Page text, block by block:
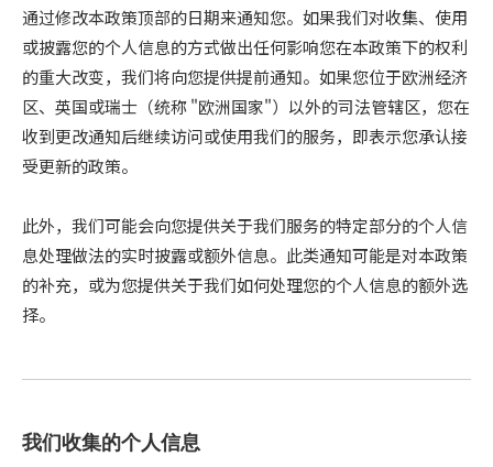
通过修改本政策顶部的日期来通知您。如果我们对收集、使用
或披露您的个人信息的方式做出任何影响您在本政策下的权利
的重大改变，我们将向您提供提前通知。如果您位于欧洲经济
区、英国或瑞士（统称 "欧洲国家"）以外的司法管辖区，您在
收到更改通知后继续访问或使用我们的服务，即表示您承认接
受更新的政策。
此外，我们可能会向您提供关于我们服务的特定部分的个人信
息处理做法的实时披露或额外信息。此类通知可能是对本政策
的补充，或为您提供关于我们如何处理您的个人信息的额外选
择。
我们收集的个人信息